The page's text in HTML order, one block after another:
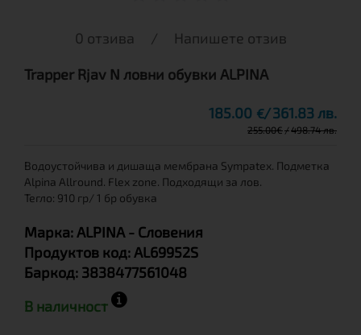
0 отзива / Напишете отзив
Trapper Rjav N ловни обувки ALPINA
185.00 € 361.83 лв.
255.00€ 498.74 лв.
Водоустойчива и дишаща мембрана Sympatex. Подметка
Alpina Allround. Flex zone. Подходящи за лов.
Тегло: 910 гр/ 1 бр обувка
Марка: ALPINA - Словения
Продуктов код: AL69952S
Баркод: 3838477561048
В наличност